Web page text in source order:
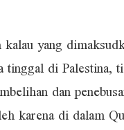
yang
tinggal di
dan
karena di dalam